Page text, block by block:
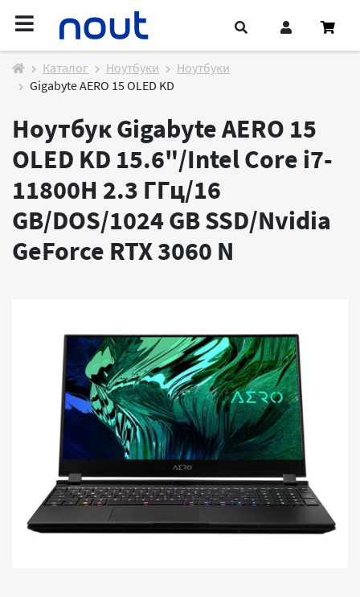
Каталог Ноутбуки
Ноутбуки
Gigabyte AERO 15 OLED KD
Ноутбук Gigabyte AERO 15
OLED KD 15.6"/Intel Core i7-
11800H 2.3 ГГц/16
GB/DOS/1024 GB SSD/Nvidia
GeForce RTX 3060 N